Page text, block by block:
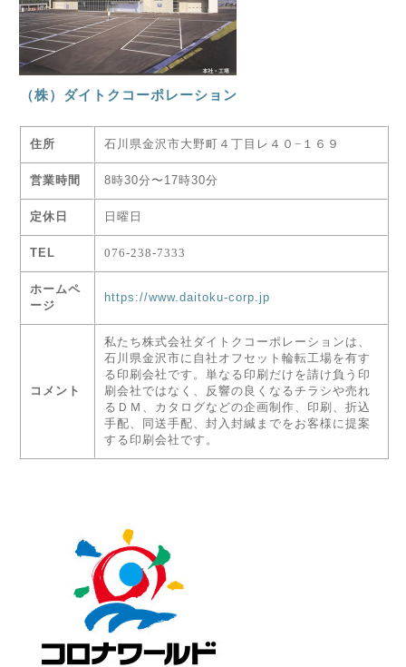
（株）ダイトクコーポレーション
住所 石川県金沢市大野町４丁目レ４０−１６９
営業時間 8時30分〜17時30分
定休日 日曜日
TEL 076-238-7333
ホームペ
ージ
https://www.daitoku-corp.jp
コメント
私たち株式会社ダイトクコーポレーションは、
石川県金沢市に自社オフセット輪転工場を有す
る印刷会社です。単なる印刷だけを請け負う印
刷会社ではなく、反響の良くなるチラシや売れ
るＤＭ、カタログなどの企画制作、印刷、折込
手配、同送手配、封入封緘までをお客様に提案
する印刷会社です。